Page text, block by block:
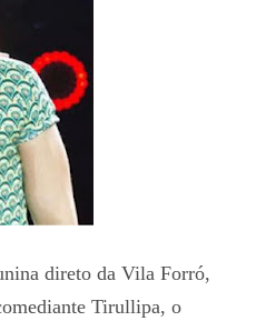
direto da Vila Forró,
Tirullipa, o